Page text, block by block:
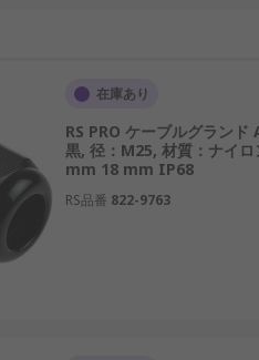
用されますが、その構造と
ルグランドは、ケーブルを
て使用されるのに対し、ケ
ランドは、台風や豪雨の多
よって選ばれます。以下に代
在庫あり
RS PRO ケーブルグランド
黒, 径：M25, 材質：ナイロ
mm 18 mm IP68
RS品番 822-9763